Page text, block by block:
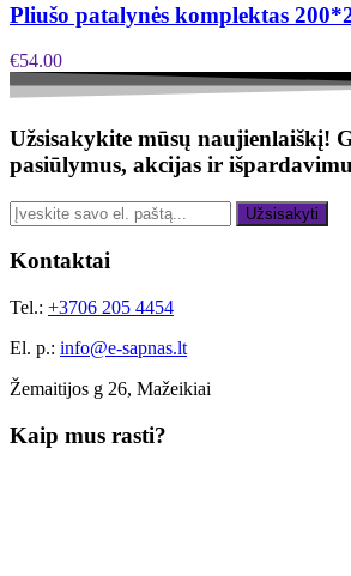
Pliušo patalynės komplektas
€54.00
Užsisakykite mūsų naujienlaiškį!
pasiūlymus, akcijas ir
Užsisakyti
Kontaktai
Tel.: +3706 205 4454
El. p.: info@e-sapnas.lt
Žemaitijos g 26, Mažeikiai
Kaip mus rasti?